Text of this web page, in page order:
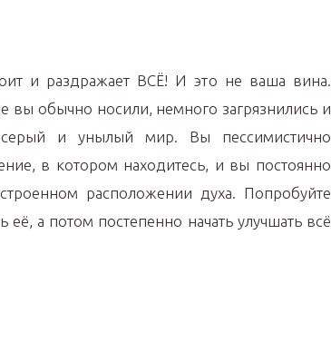
и раздражает ВСЁ! И это не ваша вина.
вы обычно носили, немного загрязнились и
и унылый мир. Вы пессимистично
в котором находитесь, и вы постоянно
расположении духа. Попробуйте
её, а потом постепенно начать улучшать всё